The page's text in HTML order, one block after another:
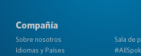
Compañía
Sobre nosotros
Idiomas y Países
Sala de